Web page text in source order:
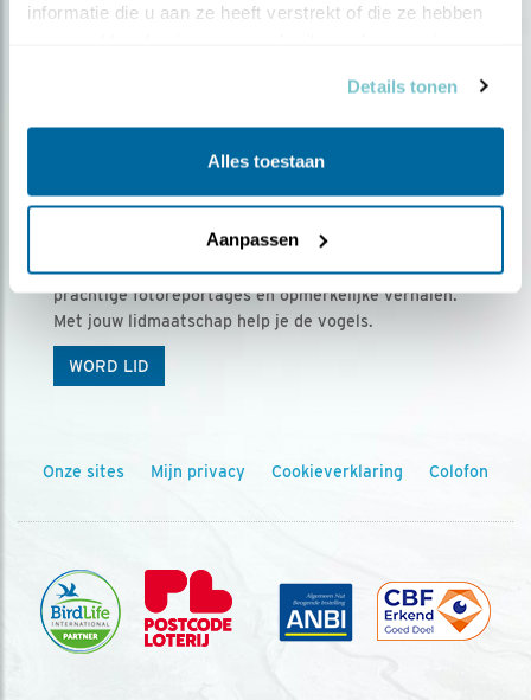
informatie die u aan ze heeft verstrekt of die ze hebben
Details tonen
Alles toestaan
Aanpassen
Ontvang 5 x Vogels voor € 36,00 per jaar
Vogels is het tijdschrift voor onze leden, met
prachtige fotoreportages en opmerkelijke verhalen.
Met jouw lidmaatschap help je de vogels.
WORD LID
Onze sites Mijn privacy Cookieverklaring Colofon